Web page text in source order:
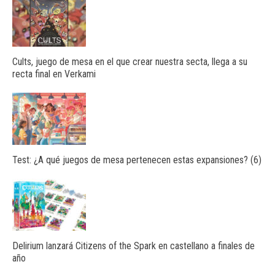
Cults, juego de mesa en el que crear nuestra secta, llega a su
recta final en Verkami
Test: ¿A qué juegos de mesa pertenecen estas expansiones? (6)
Delirium lanzará Citizens of the Spark en castellano a finales de
año